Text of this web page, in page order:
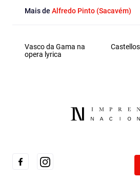
Mais de Alfredo Pinto (Sacavém)
Vasco da Gama na
opera lyrica